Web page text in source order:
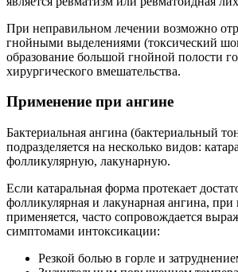
При неправильном лечении возможно
гнойными выделениями (токсический
образование большой гнойной полости
хирургического вмешательства.
Применение при ангине
Бактериальная ангина (бактериальный
подразделяется на несколько видов:
фолликулярную, лакунарную.
Если катаральная форма протекает
фолликулярная и лакунарная ангина,
применяется, часто сопровождается
симптомами интоксикации:
Резкой болью в горле и